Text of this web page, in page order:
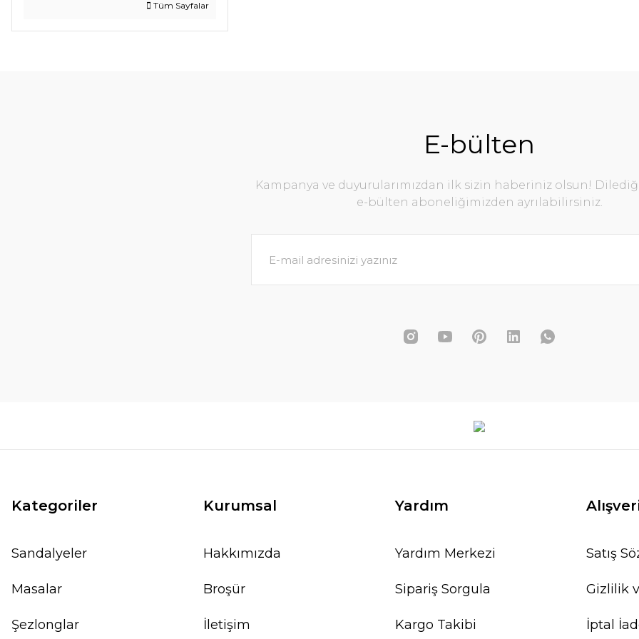
Tüm Sayfalar
E-bülten
Kampanya ve duyurularımızdan ilk sizin haberiniz olsun!
e-bülten aboneliğimizden ayrılabilirsiniz.
Kategoriler
Sandalyeler
Masalar
Şezlonglar
Kurumsal
Hakkımızda
Broşür
İletişim
Yardım
Yardım Merkezi
Sipariş Sorgula
Kargo Takibi
Satış
Gizlilik
İptal